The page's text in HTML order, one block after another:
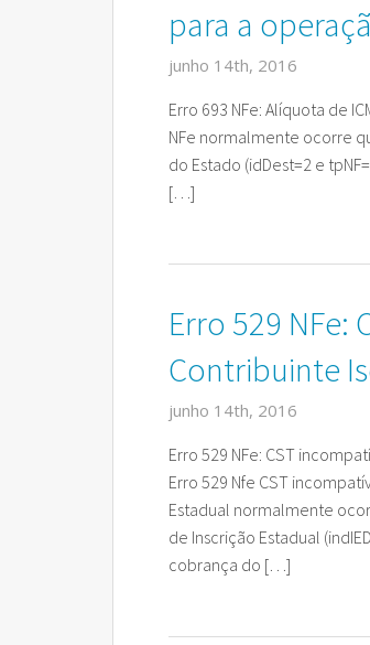
para a
junho 14th, 2016
Erro 693 NFe: Alíquota de
NFe normalmente ocorre
do Estado (idDest=2 e
[…]
Erro 529 NFe:
Contribuinte
junho 14th, 2016
Erro 529 NFe: CST
Erro 529 Nfe CST
Estadual normalmente
de Inscrição Estadual
cobrança do […]